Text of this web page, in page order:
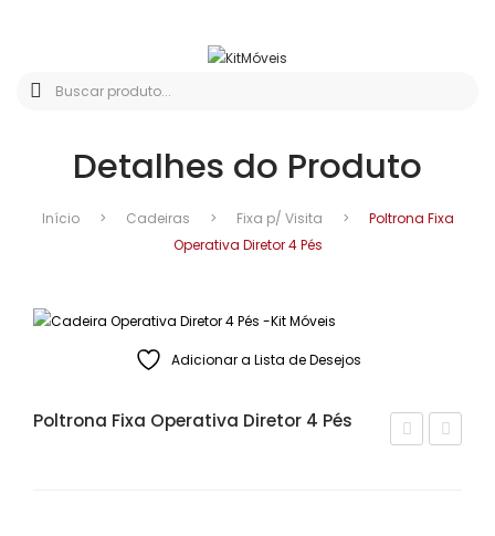
Detalhes do Produto
Início > Cadeiras > Fixa p/ Visita >
Poltrona Fixa
Operativa Diretor 4 Pés
Adicionar a Lista de Desejos
Poltrona Fixa Operativa Diretor 4 Pés